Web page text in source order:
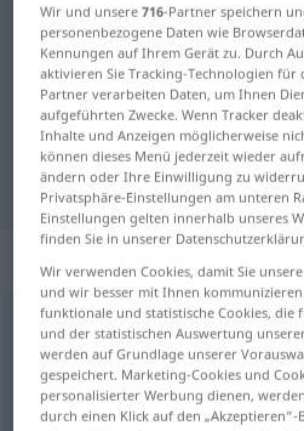
Deutsch-Spanisch
"Spezialgebiet"
"Spezialgebiet"
Übersetzung
„Spezialgebiet“
Spezialgebietn <
Übersicht aller
(Für mehr Details die Übersetzung
Wir und unsere716-Partner speichern
personenbezogene Daten wie
Kennungen auf Ihrem Gerät zu. Durch
aktivieren Sie Tracking-Technologien für
Partner verarbeiten Daten, um Ihnen
aufgeführten Zwecke. Wenn Tracker
Inhalte und Anzeigen möglicherweise
können dieses Menü jederzeit wieder
ändern oder Ihre Einwilligung zu
Privatsphäre-Einstellungen am unteren
Einstellungen gelten innerhalb unseres
finden Sie in unserer
Wir verwenden Cookies, damit Sie
und wir besser mit Ihnen
funktionale und statistische Cookies, die
und der statistischen Auswertung
werden auf Grundlage unserer
gespeichert. Marketing-Cookies und
personalisierter Werbung dienen,
durch einen Klick auf den